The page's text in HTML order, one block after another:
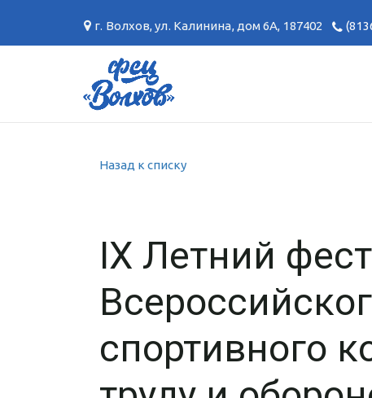
г. Волхов,ул. Калинина, дом 6А, 187402
Назад к списку
IX Летний
спортивного